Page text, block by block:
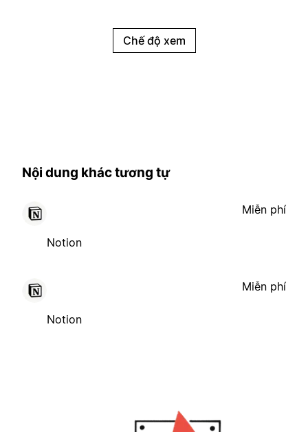
Chế độ xem
Nội dung khác tương tự
Notion
Miễn phí
Notion
Miễn phí